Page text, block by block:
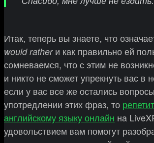
Итак, теперь вы знаете, что
would rather и как правильно ей
сомневаемся, что с этим не
и никто не сможет упрекнуть вас в
если у вас все же остались
употредлении этих фраз, то
английскому языку онлайн на
удовольствием вам помогут